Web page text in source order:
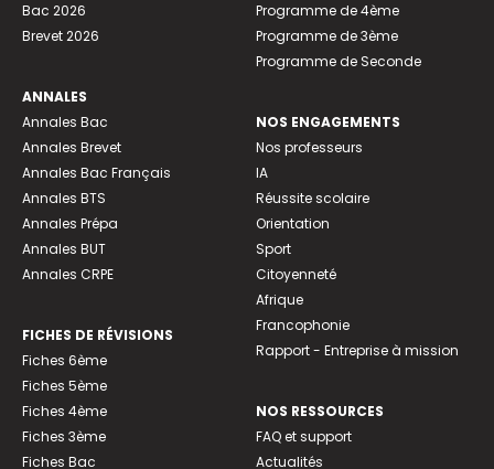
Bac 2026
Brevet 2026
ANNALES
Annales Bac
Annales Brevet
Annales Bac Français
Annales BTS
Annales Prépa
Annales BUT
Annales CRPE
FICHES DE RÉVISIONS
Fiches 6ème
Fiches 5ème
Fiches 4ème
Fiches 3ème
Fiches Bac
Programme de 4ème
Programme de 3ème
Programme de Seconde
NOS ENGAGEMENTS
Nos professeurs
IA
Réussite scolaire
Orientation
Sport
Citoyenneté
Afrique
Francophonie
Rapport - Entreprise à mission
NOS RESSOURCES
FAQ et support
Actualités